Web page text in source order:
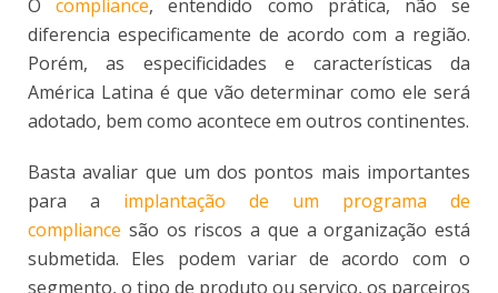
Ocompliance, entendido como prática, não se
diferencia especificamente de acordo com a região.
Porém, as especificidades e características da
América Latina é que vão determinar como ele será
adotado, bem como acontece em outros continentes.
Basta avaliar que um dos pontos mais importantes
para a implantação de um programa de
compliance são os riscos a que a organização está
submetida. Eles podem variar de acordo com o
segmento, o tipo de produto ou serviço, os parceiros